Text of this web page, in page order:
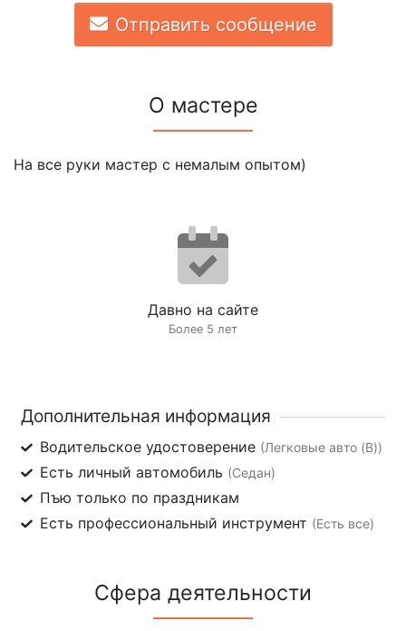
Отправить сообщение
О мастере
На все руки мастер с немалым опытом)
Давно на сайте
Более 5 лет
Дополнительная информация
Водительское удостоверение (Легковые авто (B))
Есть личный автомобиль (Седан)
Пъю только по праздникам
Есть профессиональный инструмент (Есть все)
Сфера деятельности